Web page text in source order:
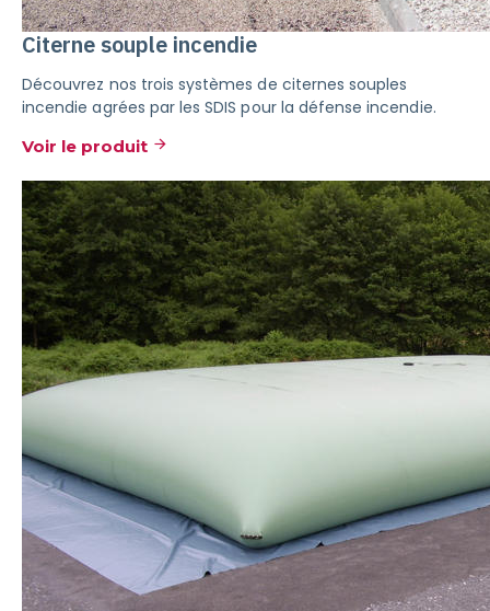
Citerne souple incendie
Découvrez nos trois systèmes de citernes souples
incendie agrées par les SDIS pour la défense incendie.
Voir le produit